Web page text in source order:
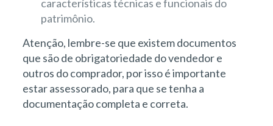
características técnicas e funcionais do
patrimônio.
Atenção, lembre-se que existem documentos
que são de obrigatoriedade do vendedor e
outros do comprador, por isso é importante
estar assessorado, para que se tenha a
documentação completa e correta.